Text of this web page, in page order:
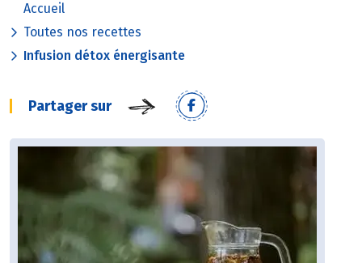
Accueil
Toutes nos recettes
Infusion détox énergisante
Partager sur